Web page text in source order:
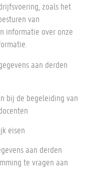
zoals het
van
informatie over onze
aan derden
bij de begeleiding van
eisen
aan derden
te vragen aan